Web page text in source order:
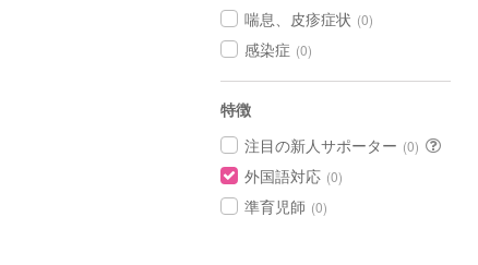
喘息、皮疹症状 (0)
感染症 (0)
特徴
注目の新人サポーター (0)
外国語対応 (0)
準育児師 (0)